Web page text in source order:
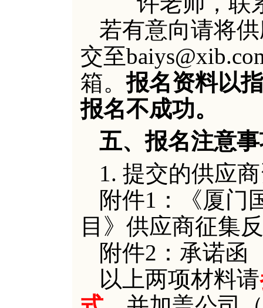
若有意向请将
交至
箱。报名资料以
报名不成功。
五、报名注意
1. 提交的供应
附件1：《厦门
目》供应商征集
附件2：承诺函
以上两项材料请